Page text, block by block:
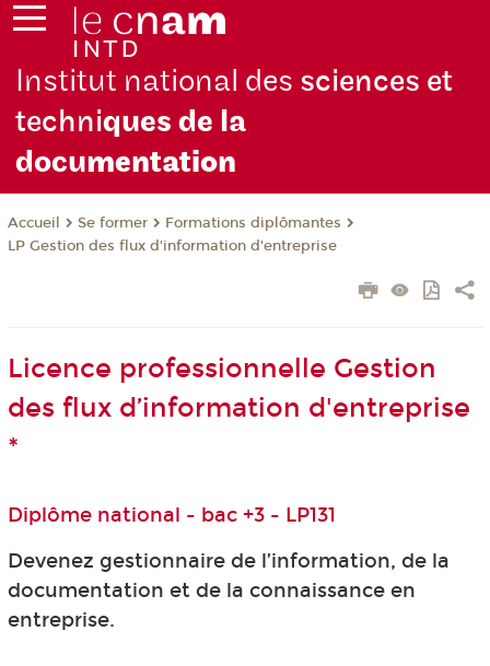
Institut national des sciences et
techniques de la
documentation
Accueil Se former
Formations diplômantes
LP Gestion des flux d'information d'entreprise
Licence professionnelle Gestion
des flux d’information d'entreprise
*
Diplôme national - bac +3 - LP131
Devenez gestionnaire de l’information, de la
documentation et de la connaissance en
entreprise.